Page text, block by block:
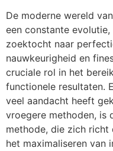
De moderne wereld
een constante
zoektocht naar
nauwkeurigheid en
cruciale rol in het
functionele resultaten.
veel aandacht heeft
vroegere methoden, is
methode, die zich
het maximaliseren van